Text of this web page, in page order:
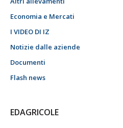
Economia e Mercati
I VIDEO DI IZ
Notizie dalle aziende
Documenti
Flash news
EDAGRICOLE